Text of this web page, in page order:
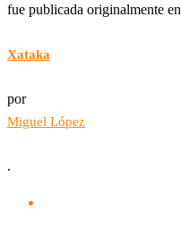
fue publicada originalmente en
Xataka
por
Miguel López
.